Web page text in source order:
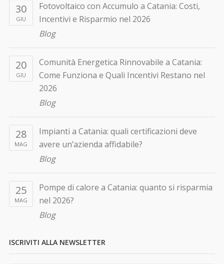
30
GIU
Fotovoltaico con Accumulo a Catania: Costi,
Incentivi e Risparmio nel 2026
Blog
20
GIU
Comunità Energetica Rinnovabile a Catania:
Come Funziona e Quali Incentivi Restano nel
2026
Blog
28
MAG
Impianti a Catania: quali certificazioni deve
avere un’azienda affidabile?
Blog
25
MAG
Pompe di calore a Catania: quanto si risparmia
nel 2026?
Blog
ISCRIVITI ALLA NEWSLETTER